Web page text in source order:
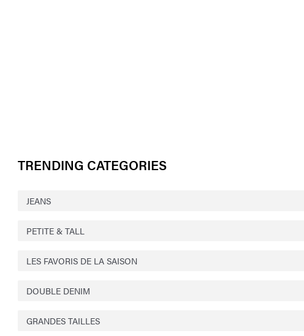
TRENDING CATEGORIES
JEANS
PETITE & TALL
LES FAVORIS DE LA SAISON
DOUBLE DENIM
GRANDES TAILLES